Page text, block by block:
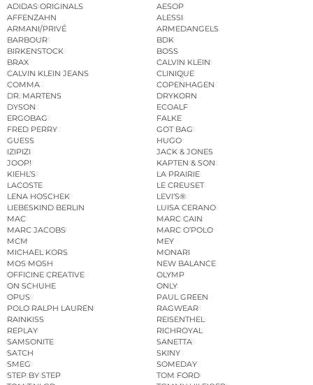
ADIDAS ORIGINALS
AESOP
AFFENZAHN
ALESSI
ARMANI/PRIVÉ
ARMEDANGELS
BARBOUR
BDK
BIRKENSTOCK
BOSS
BRAX
CALVIN KLEIN
CALVIN KLEIN JEANS
CLINIQUE
COMMA
COPENHAGEN
DR. MARTENS
DRYKORN
DYSON
ECOALF
ERGOBAG
FALKE
FRED PERRY
GOT BAG
GUESS
HUGO
IZIPIZI
JACK & JONES
JOOP!
KAPTEN & SON
KIEHL’S
LA PRAIRIE
LACOSTE
LE CREUSET
LENA HOSCHEK
LEVI’S®
LIEBESKIND BERLIN
LUISA CERANO
MAC
MARC CAIN
MARC JACOBS
MARC O’POLO
MCM
MEY
MICHAEL KORS
MONARI
MOS MOSH
NEW BALANCE
OFFICINE CREATIVE
OLYMP
ON SCHUHE
ONLY
OPUS
PAUL GREEN
POLO RALPH LAUREN
RAGWEAR
RAINKISS
REISENTHEL
REPLAY
RICHROYAL
SAMSONITE
SANETTA
SATCH
SKINY
SMEG
SOMEDAY
STEP BY STEP
TOM FORD